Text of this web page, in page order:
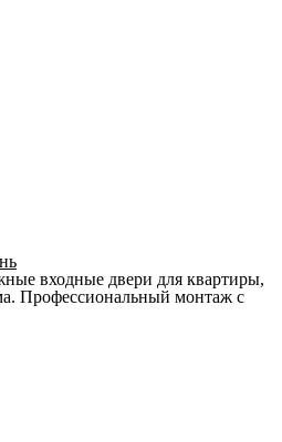
входные двери для квартиры,
Профессиональный монтаж с